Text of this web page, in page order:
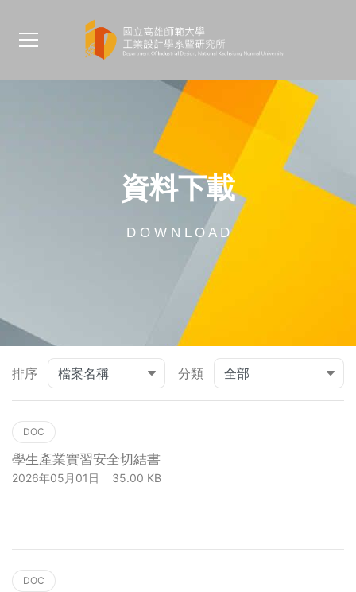
資料下載
D O W N L O A D
排序 分類
DOC
學生產業實習安全切結書
2026年05月01日 35.00 KB
DOC